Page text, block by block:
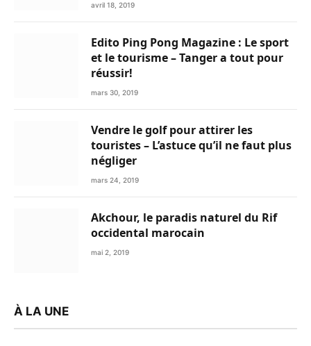
avril 18, 2019
Edito Ping Pong Magazine : Le sport
et le tourisme – Tanger a tout pour
réussir!
mars 30, 2019
Vendre le golf pour attirer les
touristes – L’astuce qu’il ne faut plus
négliger
mars 24, 2019
Akchour, le paradis naturel du Rif
occidental marocain
mai 2, 2019
À LA UNE